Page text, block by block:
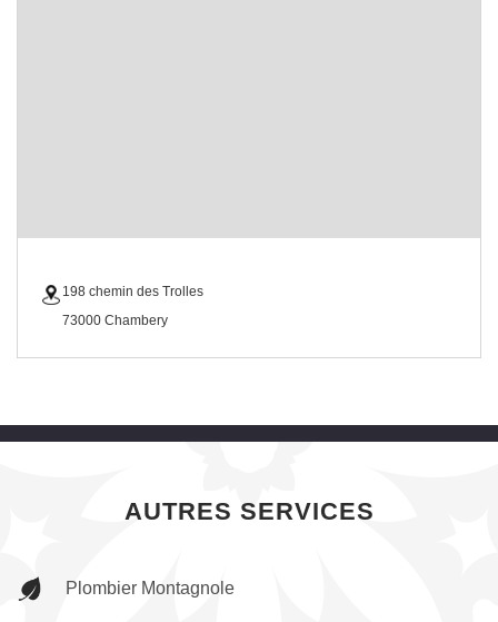
198 chemin des Trolles
73000 Chambery
AUTRES SERVICES
Plombier Montagnole